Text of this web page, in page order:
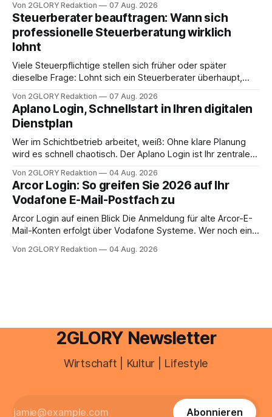
angewiesen ist, stellt sich für Familien eine schwierige
Frage: Muss die Versorgung dauerhaft in der Klinik bleiben –
oder ist ein Leben zu Hause möglich? Die außerklinische
Intensivpflege bietet genau diese Alternative: Sie
Von 2GLORY Redaktion 07 Aug. 2026
Steuerberater beauftragen: Wann sich
professionelle Steuerberatung wirklich
lohnt
Viele Steuerpflichtige stellen sich früher oder später
dieselbe Frage: Lohnt sich ein Steuerberater überhaupt,
erledigen? Die kurze Antwort: Bei einfachen
Einkommensverhältnissen reicht häufig eine Steuersoftware
aus – sobald jedoch mehrere Einkunftsarten
zusammentreffen oder größere finanzielle Veränderungen
anstehen, zahlt sich professionelle Unterstützung meist
Von 2GLORY Redaktion 07 Aug. 2026
Aplano Login, Schnellstart in Ihren digitalen
Dienstplan
Wer im Schichtbetrieb arbeitet, weiß: Ohne klare Planung
wird es schnell chaotisch. Der Aplano Login ist Ihr zentraler
abwesenheiten und die gesamte kommunikation rund um
Ihr personal digital zu organisieren. In diesem Leitfaden
erfahren Sie alles, was Sie für einen reibungslosen Einstieg
brauchen, von der Registrierung
Von 2GLORY Redaktion 04 Aug. 2026
Arcor Login: So greifen Sie 2026 auf Ihr
Vodafone E-Mail-Postfach zu
Arcor Login auf einen Blick Die Anmeldung für alte Arcor-E-
Mail-Konten erfolgt über Vodafone Systeme. Wer noch eine
besitzt, loggt sich heute über das Vodafone E-Mail & Cloud
Von 2GLORY Redaktion 04 Aug. 2026
2GLORY Newsletter
Wirtschaft | Kultur | Lifestyle
Abonnieren